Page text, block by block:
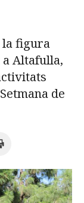
Agenda
la figura
a Altafulla,
de